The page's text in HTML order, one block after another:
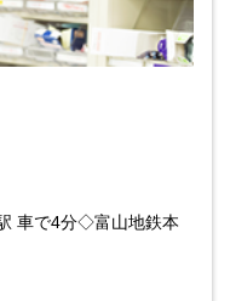
車で4分◇富山地鉄本